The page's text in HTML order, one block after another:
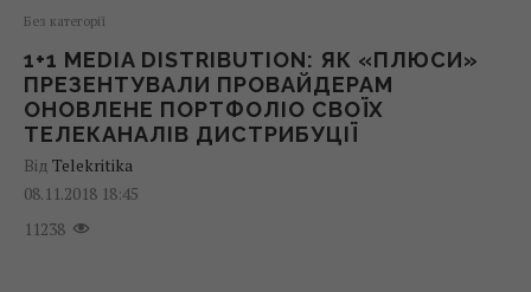
Без категорії
1+1 MEDIA DISTRIBUTION: ЯК «ПЛЮСИ»
ПРЕЗЕНТУВАЛИ ПРОВАЙДЕРАМ
ОНОВЛЕНЕ ПОРТФОЛІО СВОЇХ
ТЕЛЕКАНАЛІВ ДИСТРИБУЦІЇ
Від Telekritika
08.11.2018 18:45
11238